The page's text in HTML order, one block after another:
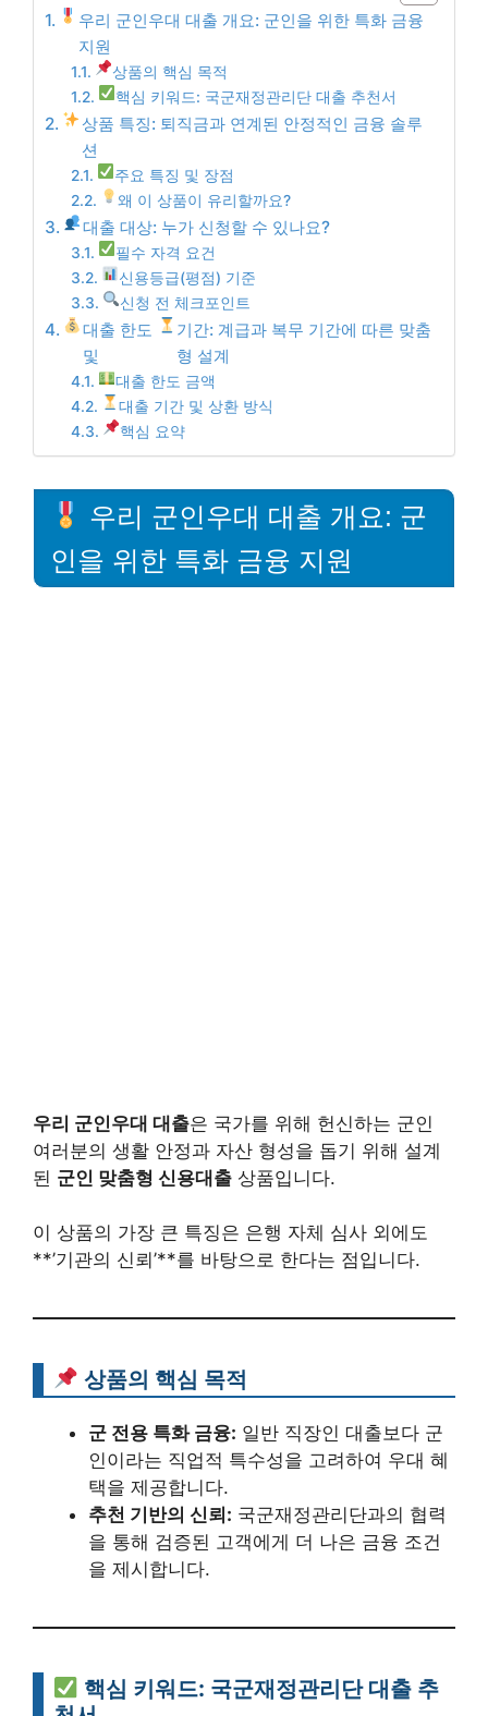
우리 군인우대 대출 개요: 군인을 위한 특화 금융
지원
상품의 핵심 목적
핵심 키워드: 국군재정관리단 대출 추천서
상품 특징: 퇴직금과 연계된 안정적인 금융 솔루
션
주요 특징 및 장점
왜 이 상품이 유리할까요?
대출 대상: 누가 신청할 수 있나요?
필수 자격 요건
신용등급(평점) 기준
신청 전 체크포인트
대출 한도
및
기간: 계급과 복무 기간에 따른 맞춤
형 설계
대출 한도 금액
대출 기간 및 상환 방식
핵심 요약
우리 군인우대 대출 개요: 군
인을 위한 특화 금융 지원
우리 군인우대 대출은 국가를 위해 헌신하는 군인
여러분의 생활 안정과 자산 형성을 돕기 위해 설계
된 군인 맞춤형 신용대출 상품입니다.
이 상품의 가장 큰 특징은 은행 자체 심사 외에도
**’기관의 신뢰’**를 바탕으로 한다는 점입니다.
상품의 핵심 목적
군 전용 특화 금융: 일반 직장인 대출보다 군
인이라는 직업적 특수성을 고려하여 우대 혜
택을 제공합니다.
추천 기반의 신뢰: 국군재정관리단과의 협력
을 통해 검증된 고객에게 더 나은 금융 조건
을 제시합니다.
핵심 키워드: 국군재정관리단 대출 추